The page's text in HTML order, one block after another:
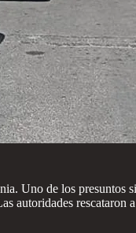
Uno de los
rescataron